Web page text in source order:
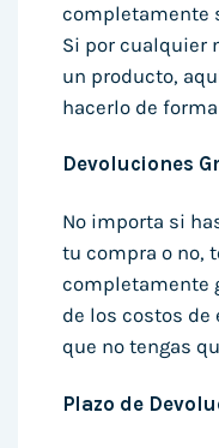
completamente
Si por cualquier
un producto,
hacerlo de
Devoluciones
No importa si
tu compra o no,
completamente
de los costos de
que no tengas
Plazo de